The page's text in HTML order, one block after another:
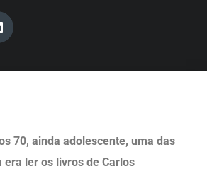
70, ainda adolescente, uma das
era ler os livros de Carlos